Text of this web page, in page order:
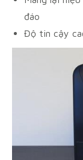
đáo
Độ tin cậy